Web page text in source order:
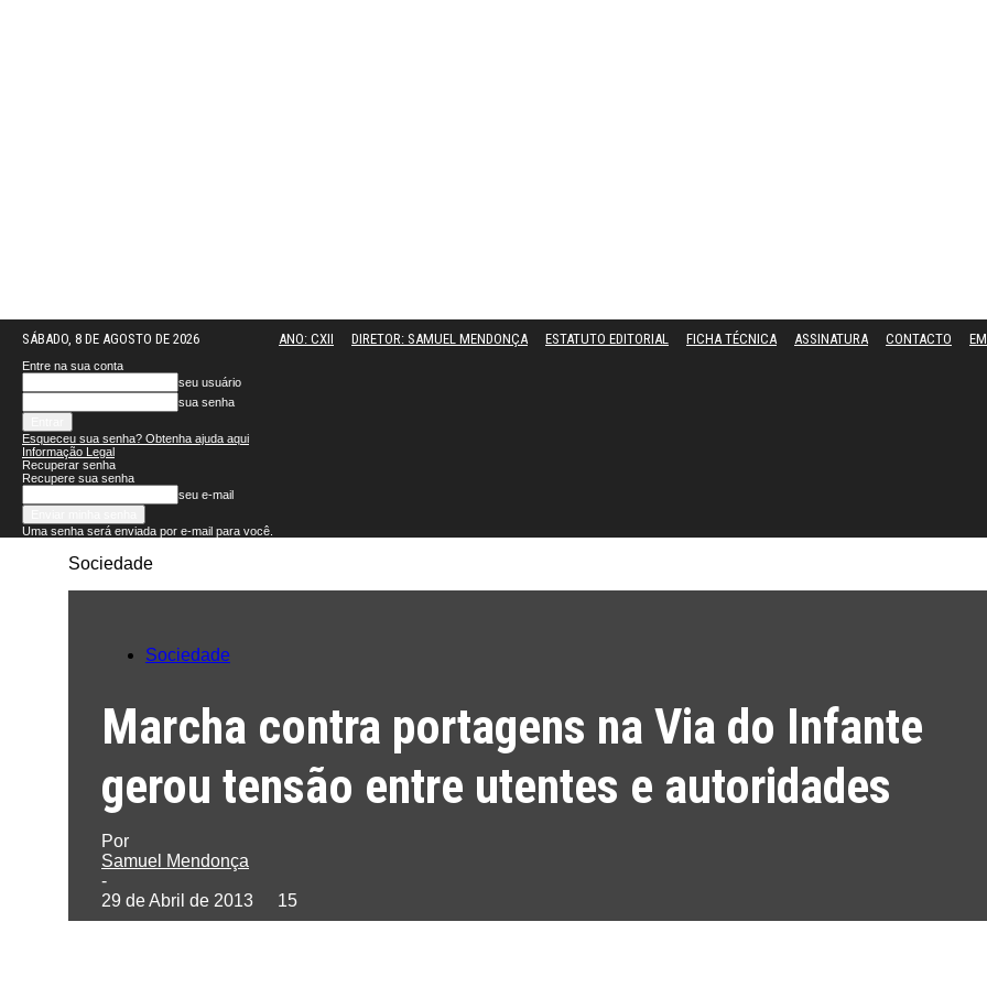
SÁBADO, 8 DE AGOSTO DE 2026 ANO: CXII DIRETOR: SAMUEL MENDONÇA ESTATUTO EDITORIAL FICHA TÉCNICA ASSINATURA CONTACTO
Entre na sua conta
seu usuário
sua senha
Esqueceu sua senha? Obtenha ajuda aqui
Informação Legal
Recuperar senha
Recupere sua senha
seu e-mail
Uma senha será enviada por e-mail para você.
Sociedade
Sociedade
Marcha contra portagens na Via do Infante
gerou tensão entre utentes e autoridades
Por
Samuel Mendonça
-
29 de Abril de 2013
15